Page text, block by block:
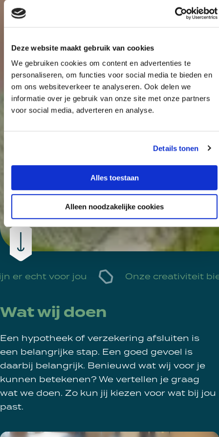
Deze website maakt gebruik van cookies
We gebruiken cookies om content en advertenties te
personaliseren, om functies voor social media te bieden en
om ons websiteverkeer te analyseren. Ook delen we
informatie over je gebruik van onze site met onze partners
voor social media, adverteren en analyse.
Details tonen
Alles toestaan
Alleen noodzakelijke cookies
echt voor jou Onze creativiteit biedt
Wat wij doen
Een hypotheek of verzekering afsluiten is
een belangrijke stap. Een goed gevoel is
daarbij belangrijk. Benieuwd wat wij voor je
kunnen betekenen? We vertellen je graag
wat we doen. Zo kun jij kiezen voor wat bij jou
past.